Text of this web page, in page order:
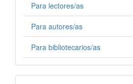
Para lectores/as
Para autores/as
Para bibliotecarios/as